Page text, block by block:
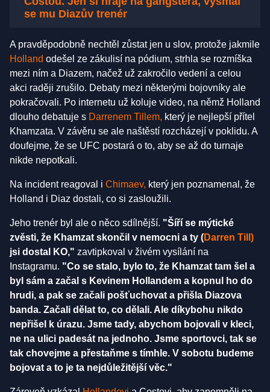
se mu Diazův trenér
A pravděpodobně nechtěl zůstat jen u slov, protože jakmile
Holland odešel ze zákulisí na pódium, strhla se rozmíška
mezi ním a Diazem, načež už zakročilo vedení a celou
akci raději zrušilo. Debaty mezi některými bojovníky ale
pokračovali. Po internetu už koluje video, na němž Holland
dlouho debatuje s Darrenem Tillem, který je nejlepší přítel
Khamzata. V závěru se ale naštěstí rozcházejí v poklidu. A
doufejme, že se UFC postará o to, aby se až do turnaje
nikde nepotkali.
Na incident reagoval i Chimaev, který jen poznamenal, že
Holland i Diaz dostali, co si zasloužili.
Jeho trenér byl ale o něco sdílnější. "Šíří se mýtické
zvěsti, že Khamzat skončil v nemocni a ty (Darren Till)
jsi dostal KO," zavtipkoval v živém vysílání na
Instagramu. "Co se stalo, bylo to, že Khamzat tam šel a
byl sám a začal s Kevinem Hollandem a kopnul ho do
hrudi, a pak se začali pošťuchovat a přišla Diazova
banda. Začali dělat to, co dělali. Ale díkybohu nikdo
nepřišel k úrazu. Jsme tady, abychom bojovali v kleci,
ne na ulici padesát na jednoho. Jsme sportovci, tak se
tak chovejme a přestaňme s tímhle. V sobotu budeme
bojovat a to je ta nejdůležitější věc."